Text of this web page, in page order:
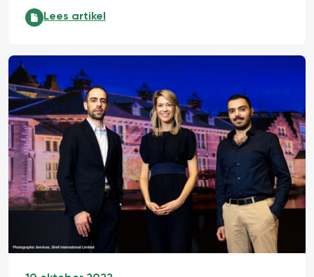
Een leerzaam avontuur:
Lees artikel